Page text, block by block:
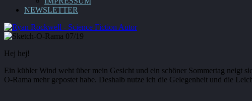
NEWSLETTER
Hej hej!
Ein kühler Wind weht über mein Gesicht und ein schöner Sommertag neigt
O-Rama mehr gepostet habe. Deshalb nutze ich die Gelegenheit und die